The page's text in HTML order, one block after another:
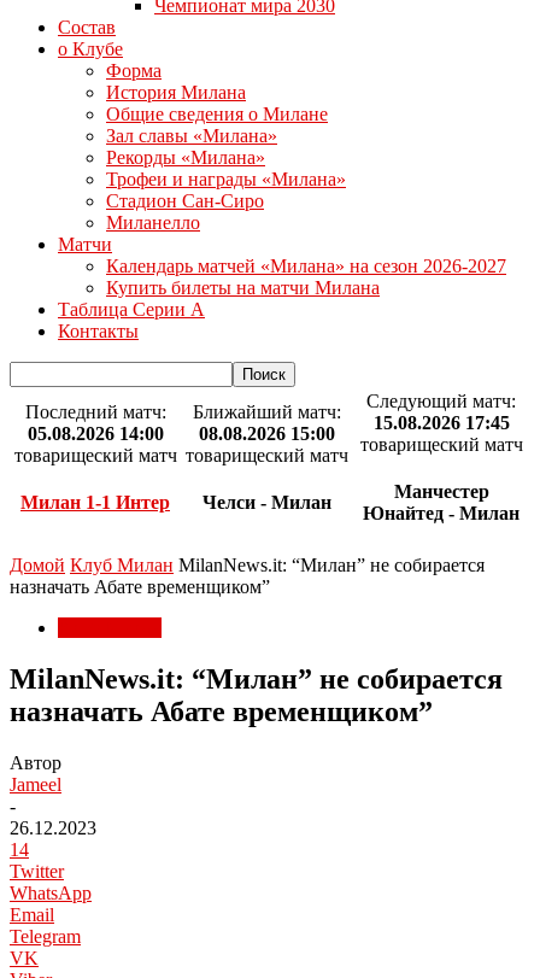
Чемпионат мира 2030
Состав
о Клубе
Форма
История Милана
Общие сведения о Милане
Зал славы «Милана»
Рекорды «Милана»
Трофеи и награды «Милана»
Стадион Сан-Сиро
Миланелло
Матчи
Календарь матчей «Милана» на сезон 2026-2027
Купить билеты на матчи Милана
Таблица Серии А
Контакты
Последний матч:
05.08.2026 14:00
товарищеский матч
Милан 1-1 Интер
Ближайший матч:
08.08.2026 15:00
товарищеский матч
Челси - Милан
Следующий матч:
15.08.2026 17:45
товарищеский матч
Манчестер
Юнайтед - Милан
Домой Клуб Милан MilanNews.it: “Милан” не собирается
назначать Абате временщиком”
MilanNews.it: “Милан” не собирается
назначать Абате временщиком”
Автор
Jameel
-
26.12.2023
14
Twitter
WhatsApp
Email
Telegram
VK